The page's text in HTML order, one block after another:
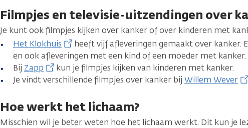
Filmpjes en televisie-uitzendingen over
Je kunt ook filmpjes kijken over kanker of over kinderen met
Het Klokhuis
heeft vijf afleveringen gemaakt over kanker.
en ook afleveringen met een kind of een moeder met kanker.
Bij Zapp
kun je filmpjes kijken van kinderen met kanker.
Je vindt verschillende filmpjes over kanker bijWillem Wever
Hoe werkt het lichaam?
Misschien wil je beter weten hoe het lichaam werkt. Dit kun je